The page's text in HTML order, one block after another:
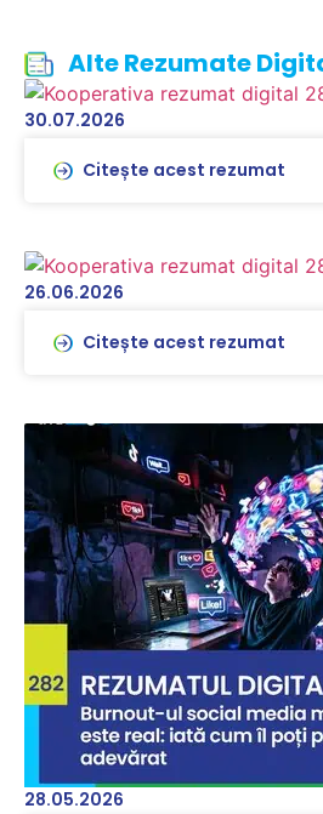
Alte Rezumate
30.07.2026
Citește acest rezumat
26.06.2026
Citește acest rezumat
28.05.2026